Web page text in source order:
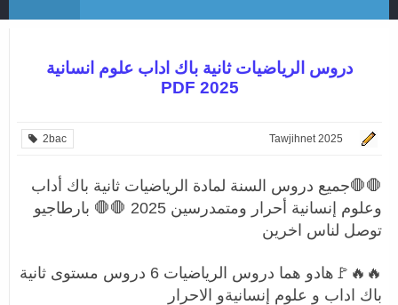
دروس الرياضيات ثانية باك اداب علوم انسانية
PDF 2025
Tawjihnet 2025
2bac
🛑🛑جميع دروس السنة لمادة الرياضيات ثانية باك أداب
وعلوم إنسانية أحرار ومتمدرسين 2025 🛑🛑 بارطاجيو
توصل لناس اخرين
🔥🔥🚩هادو هما دروس الرياضيات 6 دروس مستوى ثانية
باك اداب و علوم إنسانيةو الاحرار